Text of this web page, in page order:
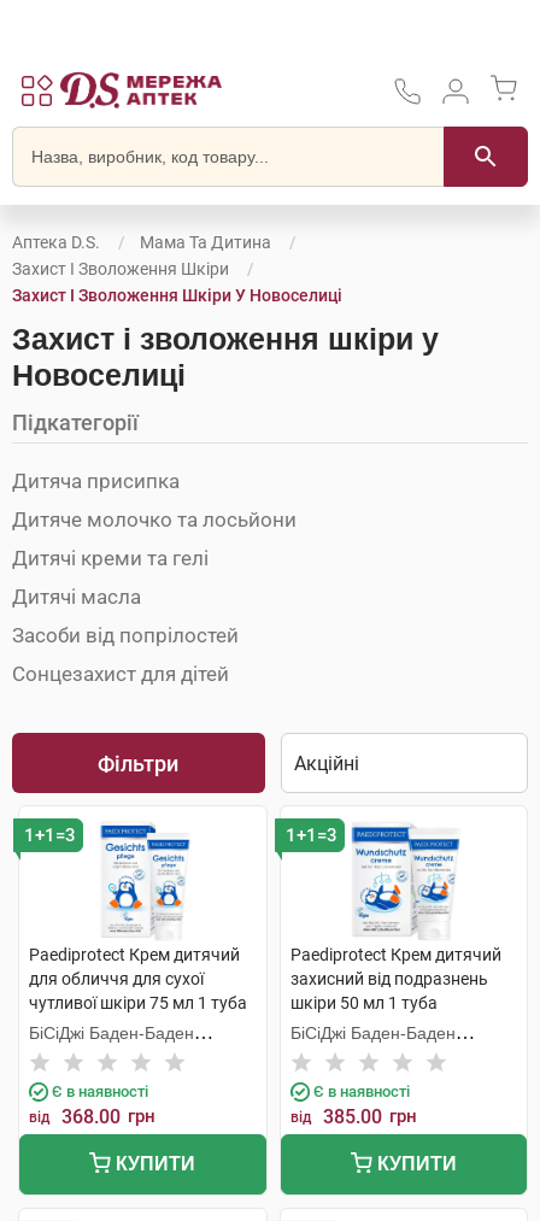
Аптека D.S.
Мама Та Дитина
Захист І Зволоження Шкіри
Захист І Зволоження Шкіри У Новоселиці
Захист і зволоження шкіри у
Новоселиці
Підкатегорії
Дитяча присипка
Дитяче молочко та лосьйони
Дитячі креми та гелі
Дитячі масла
Засоби від попрілостей
Сонцезахист для дітей
Фільтри
1+1=3
Paediprotect Крем дитячий
для обличчя для сухої
чутливої шкіри 75 мл 1 туба
БіСіДжі Баден-Баден
Косметікс Груп Гмбх
Є в наявності
від 368.00 грн
КУПИТИ
1+1=3
Paediprotect Крем дитячий
захисний від подразнень
шкіри 50 мл 1 туба
БіСіДжі Баден-Баден
Косметікс Груп Гмбх
Є в наявності
від 385.00 грн
КУПИТИ